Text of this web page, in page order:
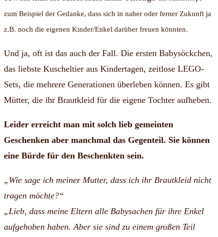
zum Beispiel der Gedanke, dass sich in naher oder ferner Zukunft ja
z.B. noch die eigenen Kinder/Enkel darüber freuen könnten.
Und ja, oft ist das auch der Fall. Die ersten Babysöckchen,
das liebste Kuscheltier aus Kindertagen, zeitlose LEGO-
Sets, die mehrere Generationen überleben können. Es gibt
Mütter, die ihr Brautkleid für die eigene Tochter aufheben.
Leider erreicht man mit solch lieb gemeinten
Geschenken aber manchmal das Gegenteil. Sie können
eine Bürde für den Beschenkten sein.
„Wie sage ich meiner Mutter, dass ich ihr Brautkleid nicht
tragen möchte?“
„Lieb, dass meine Eltern alle Babysachen für ihre Enkel
aufgehoben haben. Aber sie sind zu einem großen Teil